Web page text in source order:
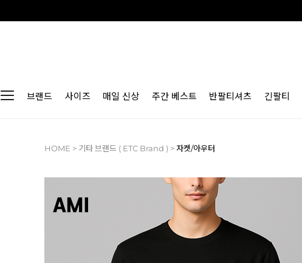
브랜드 사이즈 매일 신상 주간 베스트 반팔티셔츠 긴팔티
HOME > 기타 브랜드 ( ETC Brand ) > 자켓/아우터